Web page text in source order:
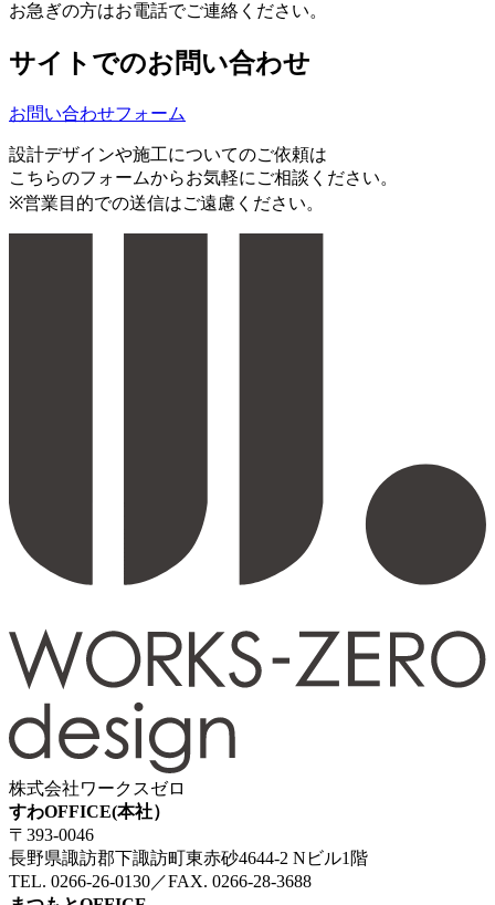
お急ぎの方はお電話でご連絡ください。
サイトでのお問い合わせ
お問い合わせフォーム
設計デザインや施工についてのご依頼は
こちらのフォームからお気軽にご相談ください。
※営業目的での送信はご遠慮ください。
株式会社ワークスゼロ
すわOFFICE(本社）
〒393-0046
長野県諏訪郡下諏訪町東赤砂4644-2 Nビル1階
TEL. 0266-26-0130／FAX. 0266-28-3688